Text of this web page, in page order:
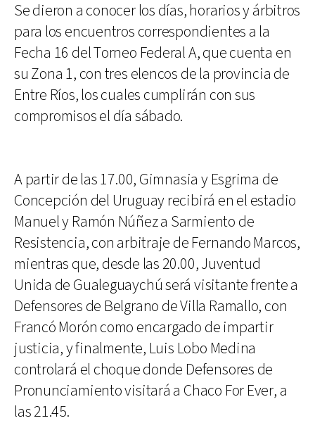
Se dieron a conocer los días, horarios y árbitros
para los encuentros correspondientes a la
Fecha 16 del Torneo Federal A, que cuenta en
su Zona 1, con tres elencos de la provincia de
Entre Ríos, los cuales cumplirán con sus
compromisos el día sábado.
A partir de las 17.00, Gimnasia y Esgrima de
Concepción del Uruguay recibirá en el estadio
Manuel y Ramón Núñez a Sarmiento de
Resistencia, con arbitraje de Fernando Marcos,
mientras que, desde las 20.00, Juventud
Unida de Gualeguaychú será visitante frente a
Defensores de Belgrano de Villa Ramallo, con
Francó Morón como encargado de impartir
justicia, y finalmente, Luis Lobo Medina
controlará el choque donde Defensores de
Pronunciamiento visitará a Chaco For Ever, a
las 21.45.